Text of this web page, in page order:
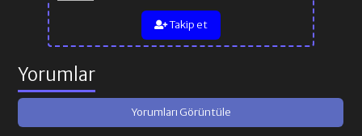
Takip et
Yorumlar
Yorumları Görüntüle